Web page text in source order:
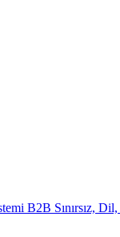
B2B Sınırsız,